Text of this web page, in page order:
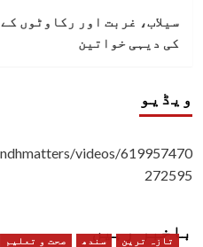
سیلاب، غربت اور رکاوٹوں
کی دیہی خواتین
ویڈیو
videos/619957470
272595
باخبر رہیں
تازہ ترین سندھ صحت و تعلیم